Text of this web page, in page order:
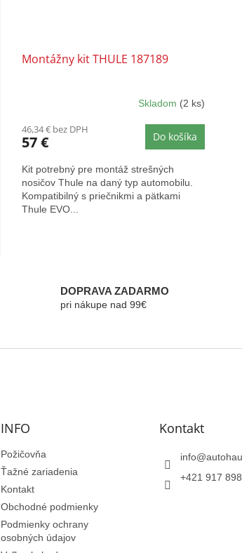
Montážny kit THULE 187189
Skladom (2 ks)
46,34 € bez DPH
57 € Do košíka
Kit potrebný pre montáž strešných
nosičov Thule na daný typ automobilu.
Kompatibilný s priečnikmi a pätkami
Thule EVO...
DOPRAVA ZADARMO
pri nákupe nad 99€
INFO
Požičovňa
Ťažné zariadenia
Kontakt
Obchodné podmienky
Podmienky ochrany
osobných údajov
Kontakt
info@
+421 917